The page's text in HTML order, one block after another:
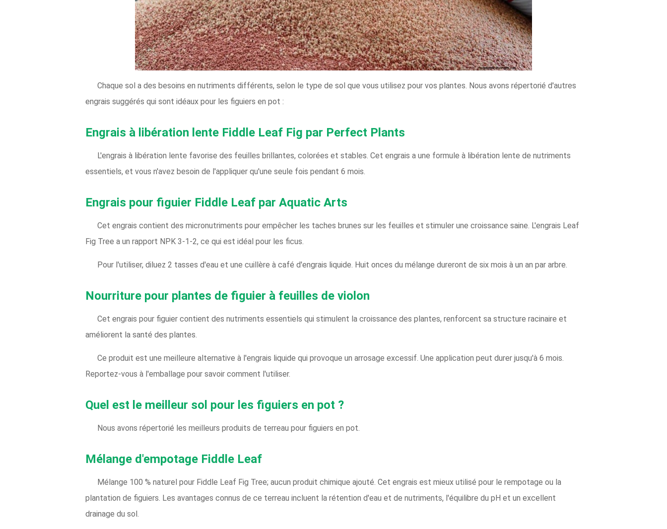
Chaque sol a des besoins en nutriments différents, selon le type de sol que vous utilisez pour vos plantes. Nous avons répertorié d'autres
engrais suggérés qui sont idéaux pour les figuiers en pot :
Engrais à libération lente Fiddle Leaf Fig par Perfect Plants
L'engrais à libération lente favorise des feuilles brillantes, colorées et stables. Cet engrais a une formule à libération lente de nutriments
essentiels, et vous n'avez besoin de l'appliquer qu'une seule fois pendant 6 mois.
Engrais pour figuier Fiddle Leaf par Aquatic Arts
Cet engrais contient des micronutriments pour empêcher les taches brunes sur les feuilles et stimuler une croissance saine. L'engrais Leaf
Fig Tree a un rapport NPK 3-1-2, ce qui est idéal pour les ficus.
Pour l'utiliser, diluez 2 tasses d'eau et une cuillère à café d'engrais liquide. Huit onces du mélange dureront de six mois à un an par arbre.
Nourriture pour plantes de figuier à feuilles de violon
Cet engrais pour figuier contient des nutriments essentiels qui stimulent la croissance des plantes, renforcent sa structure racinaire et
améliorent la santé des plantes.
Ce produit est une meilleure alternative à l'engrais liquide qui provoque un arrosage excessif. Une application peut durer jusqu'à 6 mois.
Reportez-vous à l'emballage pour savoir comment l'utiliser.
Quel est le meilleur sol pour les figuiers en pot ?
Nous avons répertorié les meilleurs produits de terreau pour figuiers en pot.
Mélange d'empotage Fiddle Leaf
Mélange 100 % naturel pour Fiddle Leaf Fig Tree; aucun produit chimique ajouté. Cet engrais est mieux utilisé pour le rempotage ou la
plantation de figuiers. Les avantages connus de ce terreau incluent la rétention d'eau et de nutriments, l'équilibre du pH et un excellent
drainage du sol.